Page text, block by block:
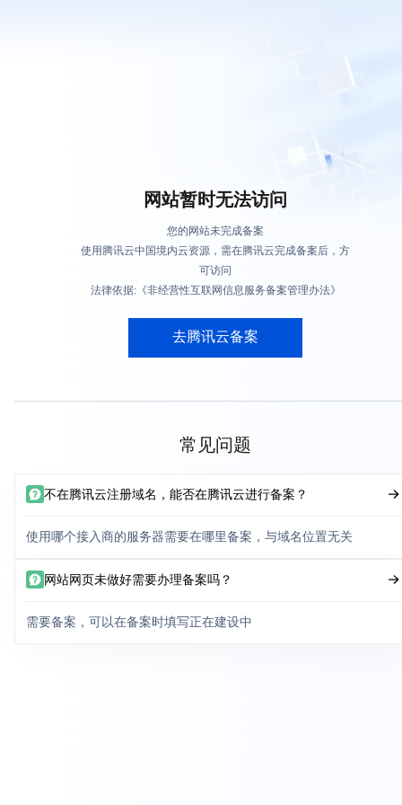
网站暂时无法访问
您的网站未完成备案
使用腾讯云中国境内云资源，需在腾讯云完成备案后，方
可访问
法律依据:《非经营性互联网信息服务备案管理办法》
去腾讯云备案
常见问题
不在腾讯云注册域名，能否在腾讯云进行备案？
使用哪个接入商的服务器需要在哪里备案，与域名位置无关
网站网页未做好需要办理备案吗？
需要备案，可以在备案时填写正在建设中